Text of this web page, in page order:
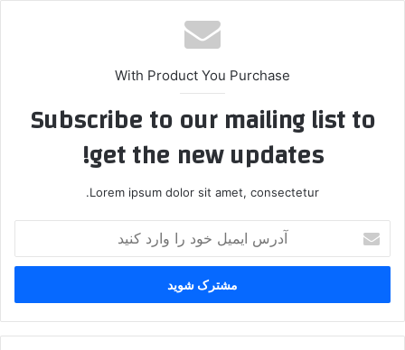
With Product You Purchase
Subscribe to our mailing list to
get the new updates!
Lorem ipsum dolor sit amet, consectetur.
ایمیل
خود
وارد
کنید